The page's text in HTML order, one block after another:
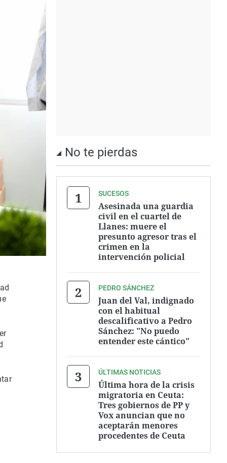
No te pierdas
SUCESOS
Asesinada una guardia
civil en el cuartel de
Llanes: muere el
presunto agresor tras el
crimen en la
intervención policial
PEDRO SÁNCHEZ
Juan del Val, indignado
con el habitual
descalificativo a Pedro
Sánchez: "No puedo
entender este cántico"
ÚLTIMAS NOTICIAS
Última hora de la crisis
migratoria en Ceuta:
Tres gobiernos de PP y
Vox anuncian que no
aceptarán menores
procedentes de Ceuta